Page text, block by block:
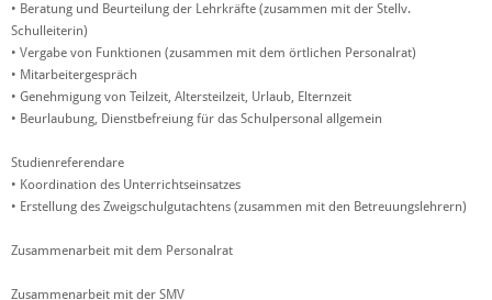
• Beratung und Beurteilung der Lehrkräfte (zusammen mit der Stellv.
Schulleiterin)
• Vergabe von Funktionen (zusammen mit dem örtlichen Personalrat)
• Mitarbeitergespräch
• Genehmigung von Teilzeit, Altersteilzeit, Urlaub, Elternzeit
• Beurlaubung, Dienstbefreiung für das Schulpersonal allgemein
Studienreferendare
• Koordination des Unterrichtseinsatzes
• Erstellung des Zweigschulgutachtens (zusammen mit den Betreuungslehrern)
Zusammenarbeit mit dem Personalrat
Zusammenarbeit mit der SMV